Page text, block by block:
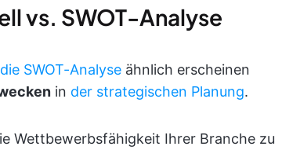
vs. SWOT-Analyse
die SWOT-Analyse ähnlich erscheinen
in der strategischen Planung.
Wettbewerbsfähigkeit Ihrer Branche zu